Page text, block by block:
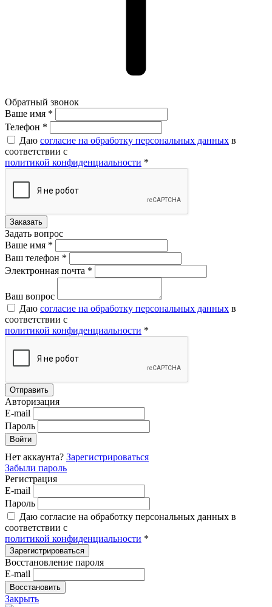
Обратный звонок
Ваше имя *
Ваше имя *
Телефон *
Даю согласие на обработку персональных данных в
соответствии с
политикой конфиденциальности *
Задать вопрос
Ваше имя *
Ваш телефон *
Электронная почта *
Ваш вопрос
Даю согласие на обработку персональных данных в
соответствии с
политикой конфиденциальности *
Авторизация
E-mail
Пароль
Нет аккаунта? Зарегистрироваться
Забыли пароль
Регистрация
E-mail
Пароль
Даю согласие на обработку персональных данных в
соответствии с
политикой конфиденциальности *
Восстановление пароля
E-mail
Закрыть